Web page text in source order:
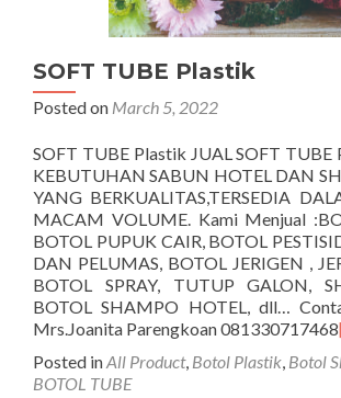
SOFT TUBE Plastik
Posted on March 5, 2022
SOFT TUBE Plastik JUAL SOFT
KEBUTUHAN SABUN HOTEL DAN
YANG BERKUALITAS,TERSEDIA
MACAM VOLUME. Kami Menjual
BOTOL PUPUK CAIR, BOTOL
DAN PELUMAS, BOTOL JERIGEN ,
BOTOL SPRAY, TUTUP GALON,
BOTOL SHAMPO HOTEL, dll…
Mrs.Joanita Parengkoan 081330717468
Posted inAll Product, Botol Plastik, Botol
BOTOL TUBE